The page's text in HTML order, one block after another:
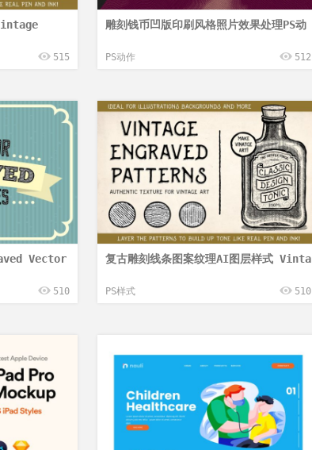
515
雕刻钱币凹版印刷风格照片效果处理PS动
PS动作 512
Vector
510
复古雕刻线条图案纹理AI图层样式 Vinta
PS样式 510